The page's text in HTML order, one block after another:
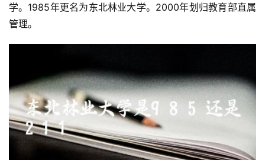
学。1985年更名为东北林业大学。2000年划归教育部直属
管理。